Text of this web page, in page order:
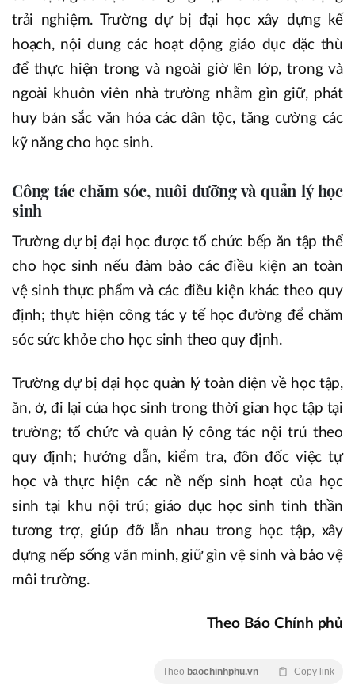
trải nghiệm. Trường dự bị đại học xây dựng kế
hoạch, nội dung các hoạt động giáo dục đặc thù
để thực hiện trong và ngoài giờ lên lớp, trong và
ngoài khuôn viên nhà trường nhằm gìn giữ, phát
huy bản sắc văn hóa các dân tộc, tăng cường các
kỹ năng cho học sinh.
Công tác chăm sóc, nuôi dưỡng và quản lý học
sinh
Trường dự bị đại học được tổ chức bếp ăn tập thể
cho học sinh nếu đảm bảo các điều kiện an toàn
vệ sinh thực phẩm và các điều kiện khác theo quy
định; thực hiện công tác y tế học đường để chăm
sóc sức khỏe cho học sinh theo quy định.
Trường dự bị đại học quản lý toàn diện về học tập,
ăn, ở, đi lại của học sinh trong thời gian học tập tại
trường; tổ chức và quản lý công tác nội trú theo
quy định; hướng dẫn, kiểm tra, đôn đốc việc tự
học và thực hiện các nề nếp sinh hoạt của học
sinh tại khu nội trú; giáo dục học sinh tinh thần
tương trợ, giúp đỡ lẫn nhau trong học tập, xây
dựng nếp sống văn minh, giữ gìn vệ sinh và bảo vệ
môi trường.
Theo Báo Chính phủ
Theo baochinhphu.vn Copy link